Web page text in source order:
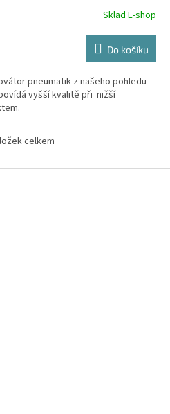
Sklad E-shop
Do košíku
pneumatik z našeho pohledu
vyšší kvalitě při nižší
O
l
celkem